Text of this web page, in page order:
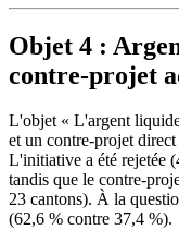
Objet 4 :
contre-projet
L'objet « L'argent
et un contre-projet
L'initiative a été rejetée
tandis que le contre-
23 cantons). À la
(62,6 % contre 37,4 %).